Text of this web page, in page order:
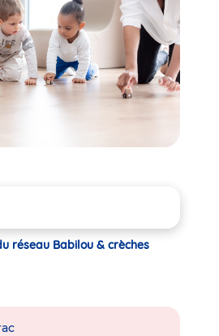
réseau Babilou & crèches